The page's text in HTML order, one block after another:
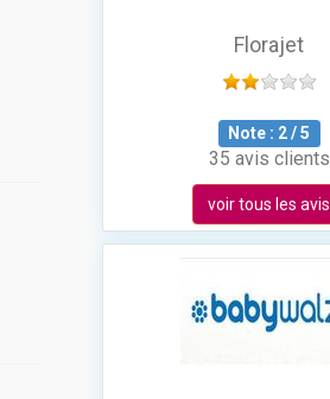
Florajet
Note : 2/5
35 avis clients
voir tous les avis